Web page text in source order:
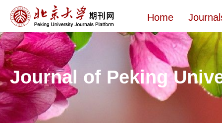
Home
Journal of Peking